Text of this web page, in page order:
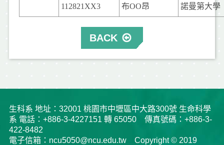
112821XX3 布OO昂 諾曼第大學
BACK
生科系 地址：32001 桃園市中壢區中大路300號 生命科學
系 電話：+886-3-4227151 轉 65050 傳真號碼：+886-3-
422-8482
電子信箱：ncu5050@ncu.edu.tw Copyright © 2019